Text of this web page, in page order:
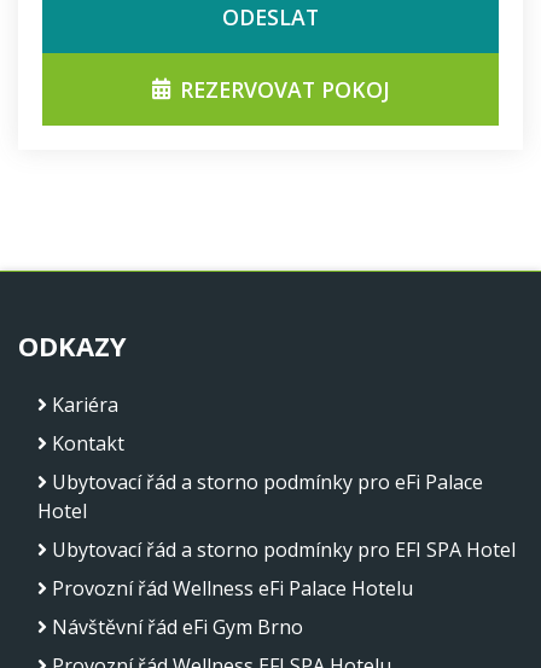
ODESLAT
REZERVOVAT POKOJ
ODKAZY
Kariéra
Kontakt
Ubytovací řád a storno podmínky pro eFi Palace
Hotel
Ubytovací řád a storno podmínky pro EFI SPA Hotel
Provozní řád Wellness eFi Palace Hotelu
Návštěvní řád eFi Gym Brno